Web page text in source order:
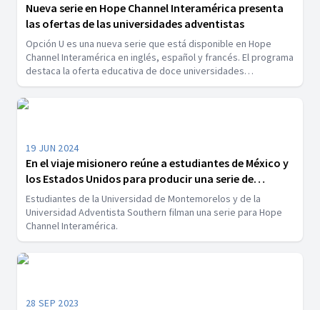
Nueva serie en Hope Channel Interamérica presenta
las ofertas de las universidades adventistas
Opción U es una nueva serie que está disponible en Hope
Channel Interamérica en inglés, español y francés. El programa
destaca la oferta educativa de doce universidades
adventistas de la División Interamericana. La serie fue lanzada
el 18 de marzo de 2025. [Fotografía: Captura de pantalla de la
DIA]
19 JUN 2024
En el viaje misionero reúne a estudiantes de México y
los Estados Unidos para producir una serie de
televisión.
Estudiantes de la Universidad de Montemorelos y de la
Universidad Adventista Southern filman una serie para Hope
Channel Interamérica.
28 SEP 2023